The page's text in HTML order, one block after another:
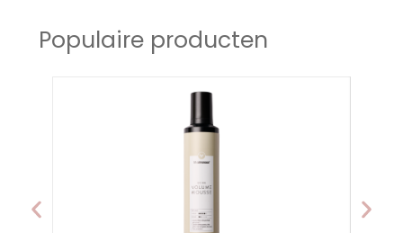
Populaire producten